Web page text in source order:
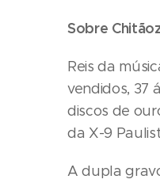
Sobre
Reis da
vendidos, 37
discos de
da X-9
A dupla